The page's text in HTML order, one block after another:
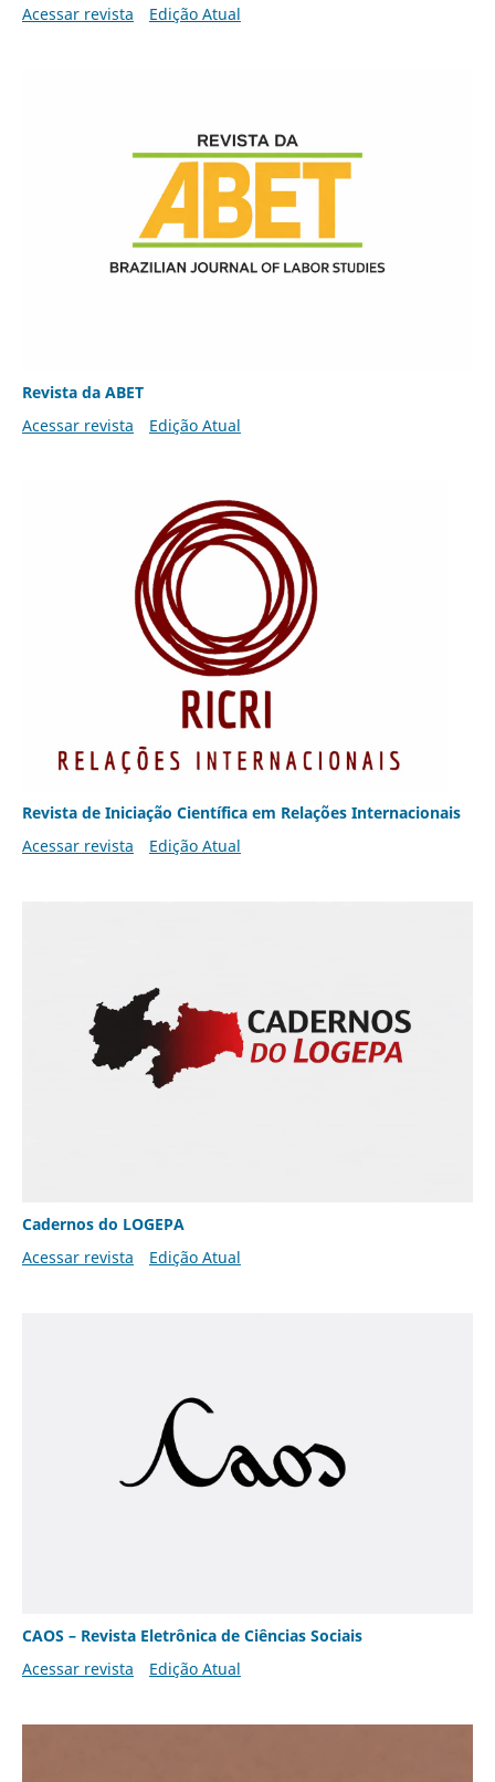
Acessar revista Edição Atual
Revista da ABET
Acessar revista
Edição Atual
Revista de Iniciação Científica em Relações Internacionais
Acessar revista
Edição Atual
Cadernos do LOGEPA
Acessar revista
Edição Atual
CAOS – Revista Eletrônica de Ciências Sociais
Acessar revista
Edição Atual